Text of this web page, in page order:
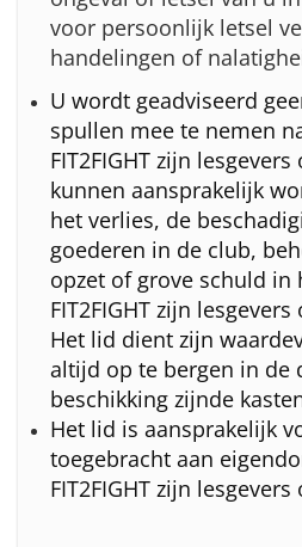
voor persoonlijk letsel
handelingen of
U wordt geadviseerd
spullen mee te nemen
FIT2FIGHT zijn
kunnen aansprakelijk
het verlies, de
goederen in de club,
opzet of grove schuld in
FIT2FIGHT zijn
Het lid dient zijn
altijd op te bergen in de
beschikking zijnde
Het lid is aansprakelijk
toegebracht aan
FIT2FIGHT zijn